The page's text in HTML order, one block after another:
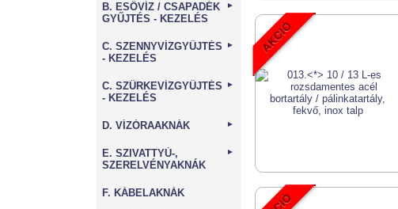
B. ESŐVÍZ / CSAPADÉK
GYŰJTÉS - KEZELÉS
►
C. SZENNYVÍZGYŰJTÉS
- KEZELÉS
►
C. SZÜRKEVÍZGYŰJTÉS
- KEZELÉS
►
D. VÍZÓRAAKNÁK ►
E. SZIVATTYÚ-,
SZERELVÉNYAKNÁK
►
F. KÁBELAKNÁK